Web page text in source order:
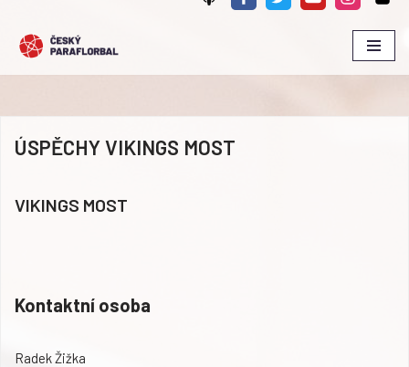
ÚSPĚCHY VIKINGS MOST
VIKINGS MOST
Kontaktní osoba
Radek Žižka